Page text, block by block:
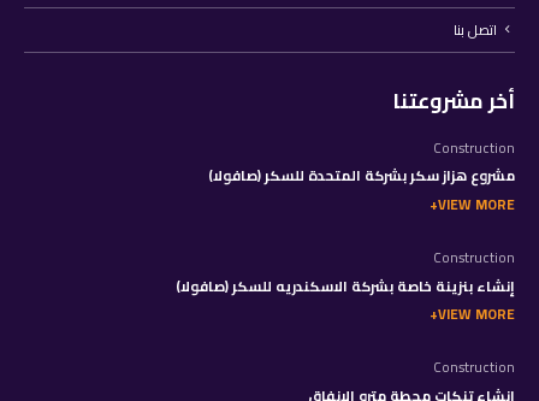
اتصل بنا
أخر مشروعتنا
Construction
مشروع هزاز سكر بشركة المتحدة للسكر (صافولا)
VIEW MORE
Construction
إنشاء بنزينة خاصة بشركة الاسكندريه للسكر (صافولا)
VIEW MORE
Construction